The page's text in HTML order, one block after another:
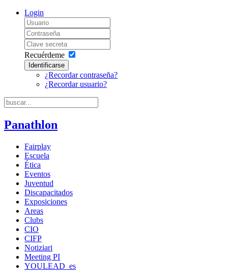
Login
Recuérdeme
Identificarse
¿Recordar contraseña?
¿Recordar usuario?
Panathlon
Fairplay
Escuela
Ética
Eventos
Juventud
Discapacitados
Exposiciones
Areas
Clubs
CIO
CIFP
Notiziari
Meeting PI
YOULEAD_es